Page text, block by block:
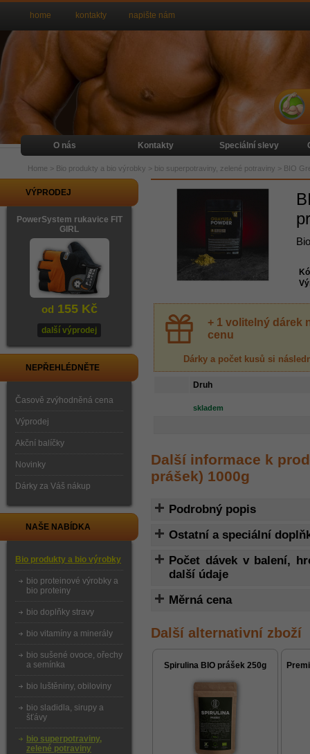
+ 1 volitelný dárek
cenu
Dárky a počet kusů si
Druh
skladem
Další informace k
prášek) 1000g
Podrobný popis
Ostatní a speciální
Počet dávek v balení,
další údaje
Měrná cena
Další alternativní zboží
Spirulina BIO prášek 250g
VÝPRODEJ
PowerSystem rukavice FIT
GIRL
od 155 Kč
další výprodej
NEPŘEHLÉDNĚTE
Časově zvýhodněná cena
Výprodej
Akční balíčky
Novinky
Dárky za Váš nákup
NAŠE NABÍDKA
Bio produkty a bio výrobky
bio proteinové výrobky a
bio proteiny
bio doplňky stravy
bio vitamíny a minerály
bio sušené ovoce, ořechy
a semínka
bio luštěniny, obiloviny
bio sladidla, sirupy a
šťávy
bio superpotraviny,
zelené potraviny
home kontakty napište nám
O nás Kontakty Speciální slevy
Home > Bio produkty a bio výrobky > bio superpotraviny, zelené potraviny > BIO